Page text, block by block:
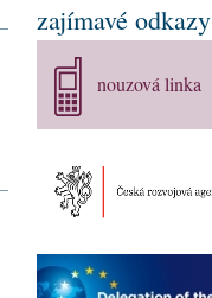
zajímavé odkazy
nouzová linka